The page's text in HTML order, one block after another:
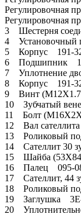
Регулировочная
Регулировочная
3 Шестерня
4
5 Корпус 191-
6 Подшипник
7 Уплотнение
8 Корпус 191-
9 Винт
10 Зубчатый
11 Болт
12 Вал
13 Роликовый
14 Сателлит 30
15 Шайба
16 Палец 095-
17 Сателлит, 44
18 Роликовый
19 Заглушка
20